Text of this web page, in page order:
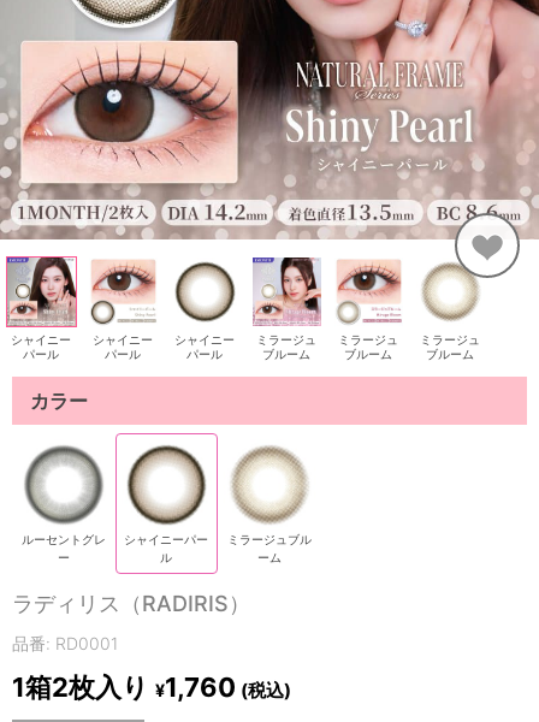
シャイニー
パール
シャイニー
パール
シャイニー
パール
ミラージュ
ブルーム
ミラージュ
ブルーム
ミラージュ
ブルーム
カラー
ルーセントグレ
ー
シャイニーパー
ル
ミラージュブル
ーム
ラディリス（RADIRIS）
品番: RD0001
1箱2枚入り ¥1,760 (税込)